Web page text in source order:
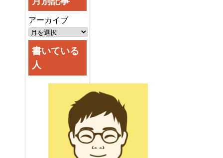
アーカイブ
書いている
人